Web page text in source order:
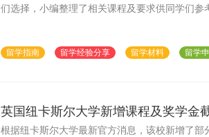
们选择，小编整理了相关课程及要求供同学们参
留学指南 留学经验分享 留学材料 留学
英国纽卡斯尔大学新增课程及奖学金
根据纽卡斯尔大学最新官方消息，该校新增了